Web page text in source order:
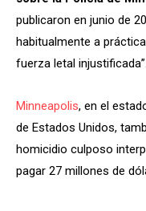
publicaron en junio de
habitualmente a
fuerza letal injustificada”.
Minneapolis, en el
de Estados Unidos,
homicidio culposo
pagar 27 millones de